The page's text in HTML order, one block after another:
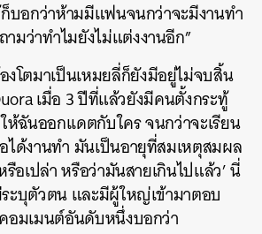
บอกว่าห้ามมีแฟนจนกว่าจะมีงานทำ
มว่าทำไมยังไม่แต่งงานอีก”
งโตมาเป็นเหมยลี่ก็ยังมีอยู่ไม่จบสิ้น
เมื่อ 3 ปีที่แล้วยังมีคนตั้งกระทู้
ฉันออกเเดตกับใคร จนกว่าจะเรียน
ด้งานทำ มันเป็นอายุที่สมเหตุสมผล
อเปล่า หรือว่ามันสายเกินไปแล้ว’ นี่
ะบุตัวตน และมีผู้ใหญ่เข้ามาตอบ
อมเมนต์อันดับหนึ่งบอกว่า